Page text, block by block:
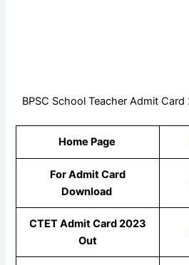
BPSC School Teacher Admit
Home Page
For Admit Card
Download
CTET Admit Card 2023
Out